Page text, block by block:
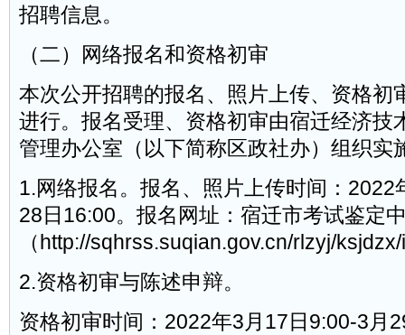
招聘信息。
（二）网络报名和资格初审
本次公开招聘的报名、照片上传、资格初
进行。报名受理、资格初审由宿迁经济技
管理办公室（以下简称区政社办）组织实
1.网络报名。报名、照片上传时间：2022
28日16:00。报名网址：宿迁市考试鉴定
（http://sqhrss.suqian.gov.cn/rlzyj/
2.资格初审与陈述申辩。
资格初审时间：2022年3月17日9:00-3月